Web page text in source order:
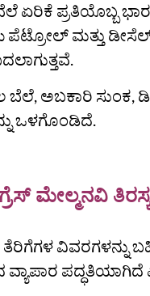
ಏರಿಕೆ ಪ್ರತಿಯೊಬ್ಬ
ಪೆಟ್ರೋಲ್ ಮತ್ತು
ಬೆಲೆ, ಅಬಕಾರಿ ಸುಂಕ,
ಒಳಗೊಂಡಿದೆ.
ಮೇಲ್ಮನವಿ
ವಿವರಗಳನ್ನು